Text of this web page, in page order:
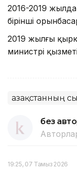
2016-2019
бірінші
2019 жылғы
министрі
Қазақстанның
без
19:25, 07 Тамыз 2026